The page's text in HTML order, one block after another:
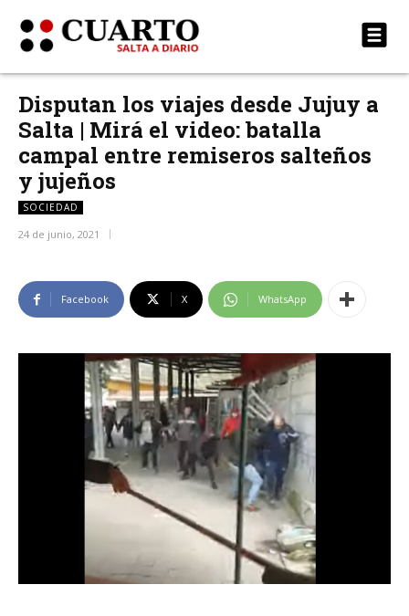
Disputan los viajes desde Jujuy a
Salta | Mirá el video: batalla
campal entre remiseros salteños
y jujeños
SOCIEDAD
24 de junio, 2021
Facebook X WhatsApp